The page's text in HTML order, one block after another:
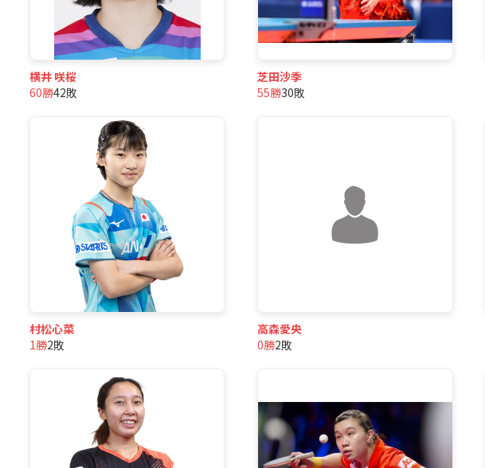
横井 咲桜
60勝42敗
芝田沙季
55勝30敗
村松心菜
1勝2敗
高森愛央
0勝2敗